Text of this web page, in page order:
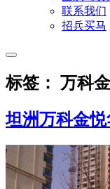
联系我们
招兵买马
标签： 万科
坦洲万科金